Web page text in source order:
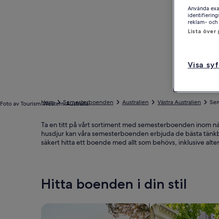
Foto av Tourism Western Australia
Hem Semesterboenden Australien Västra Australien
Ta en titt på vårt sortiment med semesterboenden inom
husdjur kan våra semesterboenden erbjuda de bästa
säkert hitta ett boende med allt som behövs, inklusive
Hitta boenden i din stil
Sök bland
Använda
reklam- och
Lista
Visa